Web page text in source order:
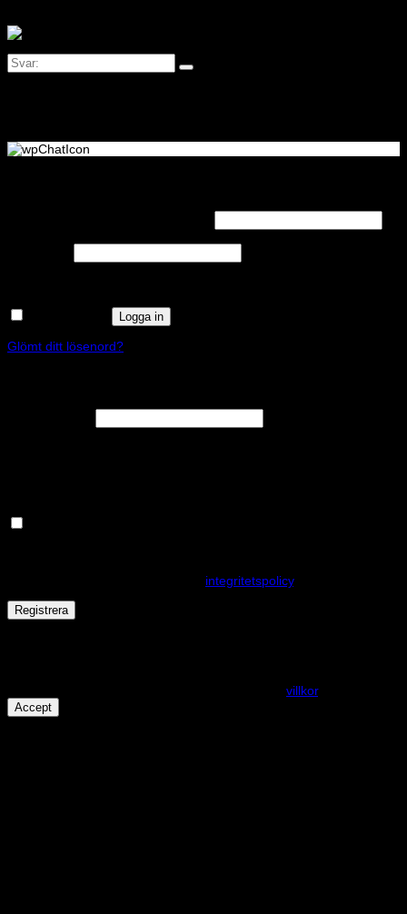
Logga in
Glömt ditt lösenord?
integritetspolicy.
Registrera
villkor.
Accept